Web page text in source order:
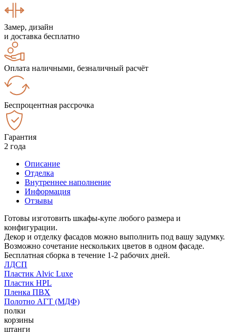
Замер, дизайн
и доставка бесплатно
Оплата наличными, безналичный расчёт
Беспроцентная рассрочка
Гарантия
2 года
Описание
Отделка
Внутреннее наполнение
Информация
Отзывы
Готовы изготовить шкафы-купе любого размера и
конфигурации.
Декор и отделку фасадов можно выполнить под вашу задумку.
Возможно сочетание нескольких цветов в одном фасаде.
Бесплатная сборка в течение 1-2 рабочих дней.
ЛДСП
Пластик Alvic Luxe
Пластик HPL
Пленка ПВХ
Полотно АГТ (МДФ)
полки
корзины
штанги